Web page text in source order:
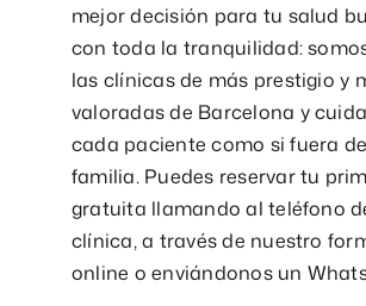
mejor decisión para tu salud
con toda la tranquilidad:
las clínicas de más prestigio y
valoradas de Barcelona y
cada paciente como si fuera
familia. Puedes reservar tu
gratuita llamando al teléfono
clínica, a través de nuestro
online o enviándonos un